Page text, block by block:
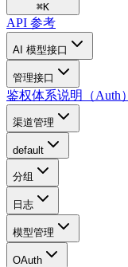
⌘K
API 参考
AI 模型接口
管理接口
鉴权体系说明（Auth）
渠道管理
default
分组
日志
模型管理
OAuth